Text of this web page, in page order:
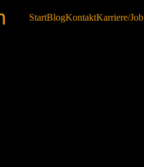
StartBlogKontaktKarriere/Job